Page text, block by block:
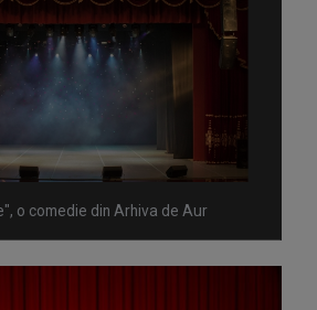
o comedie din Arhiva de Aur